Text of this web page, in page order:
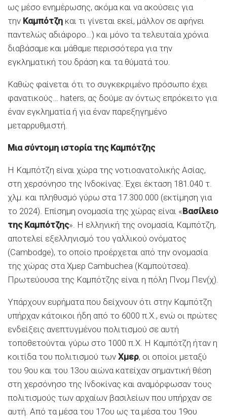
ως μέσο ενημέρωσης, ακόμα και να ακούσεις για
την Καμπότζη και τι γίνεται εκεί, μάλλον σε αφήνει
παντελώς αδιάφορο…) και μόνο τα τελευταία χρόνια
διαβάσαμε και μάθαμε περισσότερα για την
εγκληματική του δράση και τα θύματά του.
Καθώς φαίνεται ότι το συγκεκριμένο πρόσωπο έχει
φανατικούς… haters, ας δούμε αν όντως επρόκειτο για
έναν εγκληματία ή για έναν παρεξηγημένο
μεταρρυθμιστή.
Μια σύντομη ιστορία της Καμπότζης
Η Καμπότζη είναι χώρα της νοτιοανατολικής Ασίας,
στη χερσόνησο της Ινδοκίνας. Έχει έκταση 181.040 τ.
χλμ. και πληθυσμό γύρω στα 17.300.000 (εκτίμηση για
το 2024). Επίσημη ονομασία της χώρας είναι «Βασίλειο
της Καμπότζης». Η ελληνική της ονομασία, Καμπότζη,
αποτελεί εξελληνισμό του γαλλικού ονόματος
(Cambodge), το οποίο προέρχεται από την ονομασία
της χώρας στα Χμερ Cambuchea (Καμπούτσεα).
Πρωτεύουσα της Καμπότζης είναι η πόλη Πνομ Πεν(χ).
Υπάρχουν ευρήματα που δείχνουν ότι στην Καμπότζη
υπήρχαν κάτοικοι ήδη από το 6000 π.Χ., ενώ οι πρώτες
ενδείξεις ανεπτυγμένου πολιτισμού σε αυτή
τοποθετούνται γύρω στο 1000 π.Χ. Η Καμπότζη ήταν η
κοιτίδα του πολιτισμού των Χμερ, οι οποίοι μεταξύ
του 9ου και του 13ου αιώνα κατείχαν σημαντική θέση
στη χερσόνησο της Ινδοκίνας και αναμόρφωσαν τους
πολιτισμούς των αρχαίων βασιλείων που υπήρχαν σε
αυτή. Από τα μέσα του 17ου ως τα μέσα του 19ου